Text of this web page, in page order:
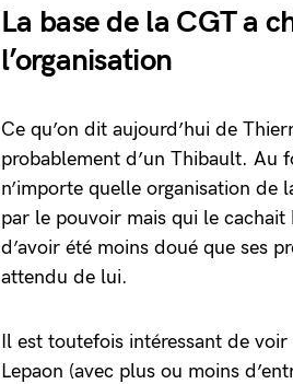
La base de la CGT a
l’organisation
Ce qu’on dit aujourd’hui de
probablement d’un Thibault. Au
n’importe quelle organisation de
par le pouvoir mais qui le
d’avoir été moins doué que ses
attendu de lui.
Il est toutefois intéressant de
Lepaon (avec plus ou moins